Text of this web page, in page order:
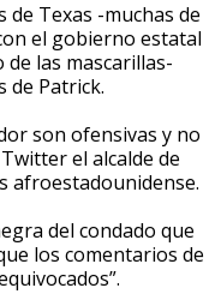
de Texas -muchas de
el gobierno estatal
las mascarillas-
de Patrick.
son ofensivas y no
el alcalde de
afroestadounidense.
del condado que
los comentarios de